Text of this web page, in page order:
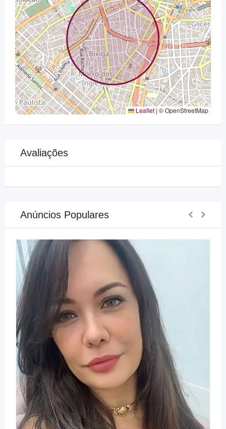
Leaflet | © OpenStreetMap
Avaliações
Anúncios Populares